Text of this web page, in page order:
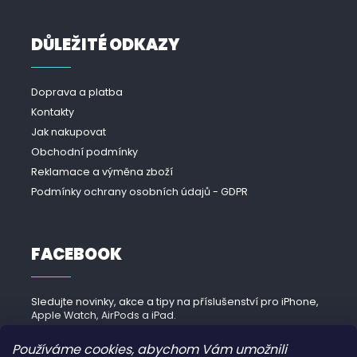
Používáme cookies, abychom Vám umožnili
DŮLEŽITÉ ODKAZY
Doprava a platba
Kontakty
Jak nakupovat
Obchodní podmínky
Reklamace a výměna zboží
Podmínky ochrany osobních údajů - GDPR
FACEBOOK
Sledujte novinky, akce a tipy na příslušenství pro iPhone,
Apple Watch, AirPods a iPad.